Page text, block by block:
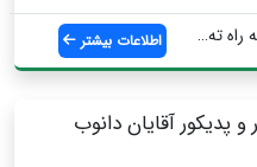
ته... اطلاعات بیشتر
و پدیکور آقایان دانوب